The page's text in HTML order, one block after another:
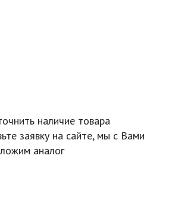
наличие товара
заявку на сайте, мы с Вами
аналог